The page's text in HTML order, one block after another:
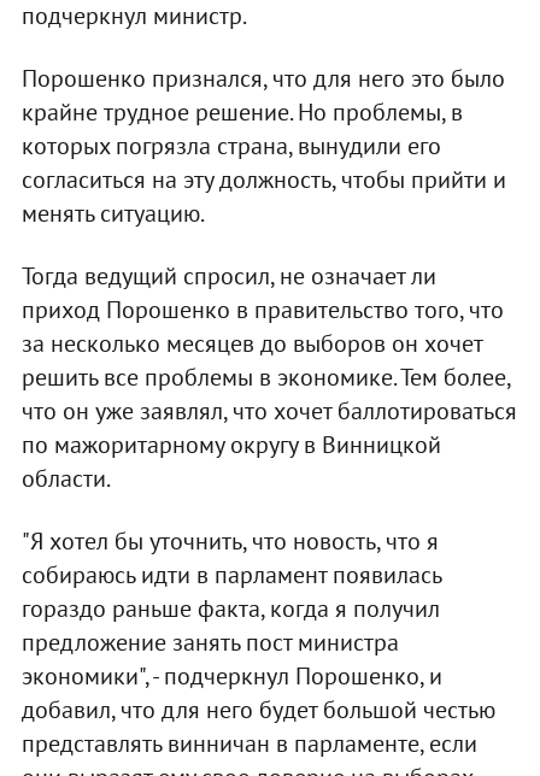
подчеркнул министр.
Порошенко признался, что для него это было
крайне трудное решение. Но проблемы, в
которых погрязла страна, вынудили его
согласиться на эту должность, чтобы прийти и
менять ситуацию.
Тогда ведущий спросил, не означает ли
приход Порошенко в правительство того, что
за несколько месяцев до выборов он хочет
решить все проблемы в экономике. Тем более,
что он уже заявлял, что хочет баллотироваться
по мажоритарному округу в Винницкой
области.
"Я хотел бы уточнить, что новость, что я
собираюсь идти в парламент появилась
гораздо раньше факта, когда я получил
предложение занять пост министра
экономики", - подчеркнул Порошенко, и
добавил, что для него будет большой честью
представлять винничан в парламенте, если